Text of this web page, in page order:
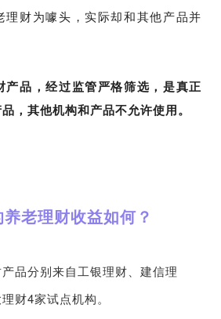
理财为噱头，实际却和其他产品并
产品，经过监管严格筛选，是真正
，其他机构和产品不允许使用。
老理财收益如何？
品分别来自工银理财、建信理
财4家试点机构。